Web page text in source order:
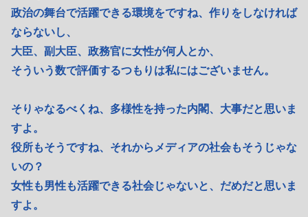
政治の舞台で活躍できる環境をですね、作りをしなければ
ならないし、
大臣、副大臣、政務官に女性が何人とか、
そういう数で評価するつもりは私にはございません。
そりゃなるべくね、多様性を持った内閣、大事だと思いま
すよ。
役所もそうですね、それからメディアの社会もそうじゃな
いの？
女性も男性も活躍できる社会じゃないと、だめだと思いま
すよ。